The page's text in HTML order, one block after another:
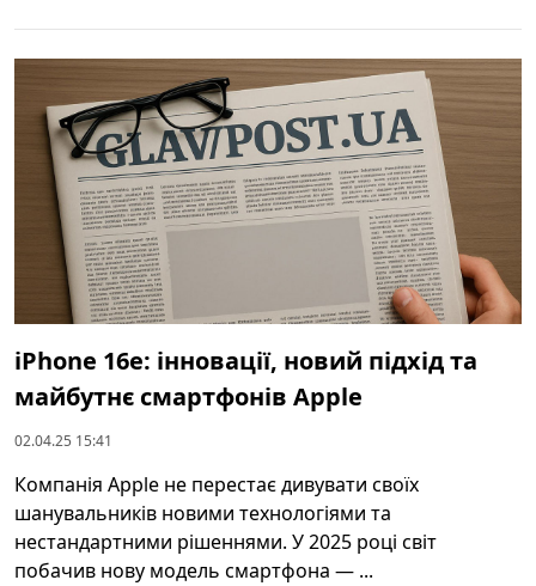
iPhone 16e: інновації, новий підхід та
майбутнє смартфонів Apple
02.04.25 15:41
Компанія Apple не перестає дивувати своїх
шанувальників новими технологіями та
нестандартними рішеннями. У 2025 році світ
побачив нову модель смартфона — ...